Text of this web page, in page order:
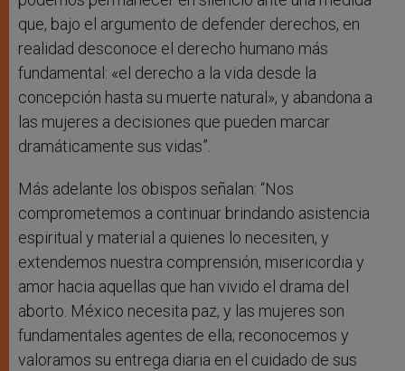
que, bajo el argumento de defender derechos, en
realidad desconoce el derecho humano más
fundamental: «el derecho a la vida desde la
concepción hasta su muerte natural», y abandona a
las mujeres a decisiones que pueden marcar
dramáticamente sus vidas”.
Más adelante los obispos señalan: “Nos
comprometemos a continuar brindando asistencia
espiritual y material a quienes lo necesiten, y
extendemos nuestra comprensión, misericordia y
amor hacia aquellas que han vivido el drama del
aborto. México necesita paz, y las mujeres son
fundamentales agentes de ella; reconocemos y
valoramos su entrega diaria en el cuidado de sus